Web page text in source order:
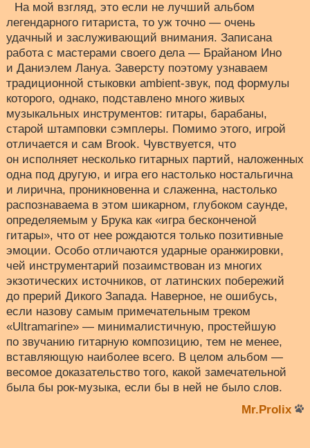
На мой взгляд, это если не лучший альбом
легендарного гитариста, то уж точно — очень
удачный и заслуживающий внимания. Записана
работа с мастерами своего дела — Брайаном Ино
и Даниэлем Лануа. Заверсту поэтому узнаваем
традиционной стыковки ambient-звук, под формулы
которого, однако, подставлено много живых
музыкальных инструментов: гитары, барабаны,
старой штамповки сэмплеры. Помимо этого, игрой
отличается и сам Brook. Чувствуется, что
он исполняет несколько гитарных партий, наложенных
одна под другую, и игра его настолько ностальгична
и лирична, проникновенна и слаженна, настолько
распознаваема в этом шикарном, глубоком саунде,
определяемым у Брука как «игра бесконченой
гитары», что от нее рождаются только позитивные
эмоции. Особо отличаются ударные оранжировки,
чей инструментарий позаимствован из многих
экзотических источников, от латинских побережий
до прерий Дикого Запада. Наверное, не ошибусь,
если назову самым примечательным треком
«Ultramarine» — минималистичную, простейшую
по звучанию гитарную композицию, тем не менее,
вставляющую наиболее всего. В целом альбом —
весомое доказательство того, какой замечательной
была бы рок-музыка, если бы в ней не было слов.
Mr.Prolix